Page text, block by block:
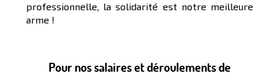
professionnelle, la solidarité est notre meilleure
arme !
Pour nos salaires et déroulements de